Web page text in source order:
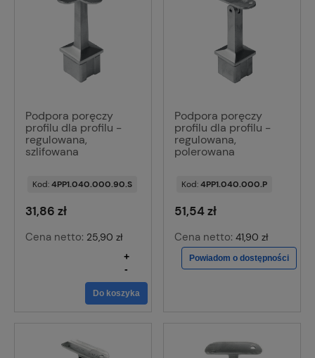
Podpora poręczy
profilu dla profilu -
regulowana,
szlifowana
Kod:4PP1.040.000.90.S
31,86 zł
Cena netto: 25,90 zł
-
+
Do koszyka
Podpora poręczy
profilu dla profilu -
regulowana,
polerowana
Kod:4PP1.040.000.P
51,54 zł
Cena netto:41,90 zł
Powiadom o dostępności